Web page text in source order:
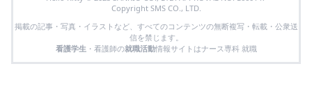
Copyright SMS CO., LTD.
掲載の記事・写真・イラストなど、すべてのコンテンツの無断複写・転載・公衆送
信を禁じます。
看護学生 ・看護師の就職活動情報サイトはナース専科 就職